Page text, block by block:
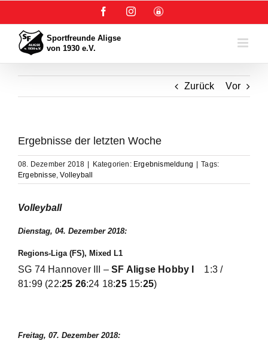
springen
FacebookInstagram
User-
Zurück Vor
Ergebnisse der letzten Woche
08. Dezember 2018 Kategorien: Ergebnismeldung
Tags:
Ergebnisse,Volleyball
Volleyball
Dienstag, 04. Dezember 2018:
Regions-Liga (FS), Mixed L1
SG 74 Hannover III –SF Aligse Hobby I 1:3 /
81:99 (22:25 26:24 18:2515:25)
Freitag, 07. Dezember 2018: